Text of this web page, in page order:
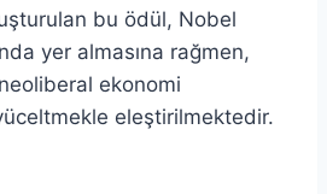
bu ödül, Nobel
yer almasına rağmen,
ekonomi
yüceltmekle eleştirilmektedir.